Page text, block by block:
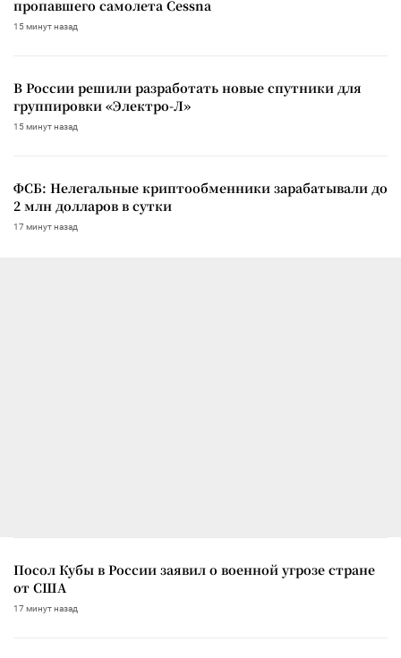
пропавшего самолета Cessna
15 минут назад
В России решили разработать новые спутники для
группировки «Электро-Л»
15 минут назад
ФСБ: Нелегальные криптообменники зарабатывали до
2 млн долларов в сутки
17 минут назад
Посол Кубы в России заявил о военной угрозе стране
от США
17 минут назад